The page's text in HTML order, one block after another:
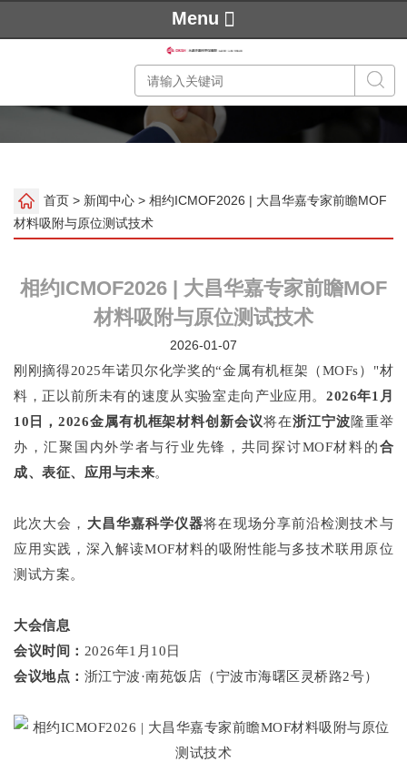
Menu
首页 > 新闻中心 > 相约ICMOF2026 | 大昌华嘉专家前瞻MOF
材料吸附与原位测试技术
相约ICMOF2026 | 大昌华嘉专家前瞻MOF
材料吸附与原位测试技术
2026-01-07
刚刚摘得2025年诺贝尔化学奖的“金属有机框架（MOFs）"材
料，正以前所未有的速度从实验室走向产业应用。2026年1月
10日，2026金属有机框架材料创新会议将在浙江宁波隆重举
办，汇聚国内外学者与行业先锋，共同探讨MOF材料的合
成、表征、应用与未来。
此次大会， 大昌华嘉科学仪器将在现场分享前沿检测技术与
应用实践，深入解读MOF材料的吸附性能与多技术联用原位
测试方案。
大会信息
会议时间： 2026年1月10日
会议地点： 浙江宁波·南苑饭店（宁波市海曙区灵桥路2号）